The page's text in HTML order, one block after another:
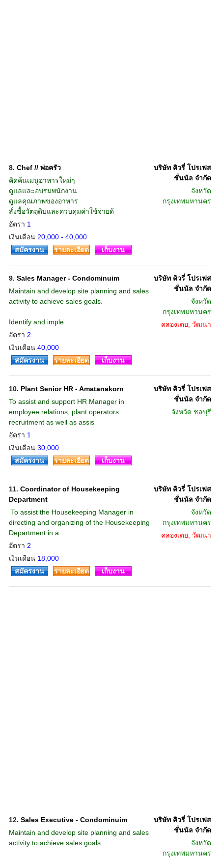
8. Chef // พ่อครัว
คิดค้นเมนูอาหารใหม่ๆ
ดูแลและอบรมพนักงาน
ดูแลคุณภาพของอาหาร
สั่งซื้อวัตถุดิบและควบคุมค่าใช้จ่ายด้
อัตรา 1
เงินเดือน 20,000 - 40,000
บริษัท คิวรี่ โปรเฟส
ชั่นนัล จำกัด
จังหวัด
กรุงเทพมหานคร
สมัครงาน รายละเอียด เก็บงาน
9. Sales Manager - Condominuim
Maintain and develop site planning and sales
activity to achieve sales goals.
Identify and imple
อัตรา 2
เงินเดือน 40,000
บริษัท คิวรี่ โปรเฟส
ชั่นนัล จำกัด
จังหวัด
กรุงเทพมหานคร
คลองเตย, วัฒนา
สมัครงาน รายละเอียด เก็บงาน
10. Plant Senior HR - Amatanakorn
To assist and support HR Manager in
employee relations, plant operators
recruitment as well as assis
อัตรา 1
เงินเดือน 30,000
บริษัท คิวรี่ โปรเฟส
ชั่นนัล จำกัด
จังหวัด ชลบุรี
สมัครงาน รายละเอียด เก็บงาน
11. Coordinator of Housekeeping
Department
 To assist the Housekeeping Manager in
directing and organizing of the Housekeeping
Department in a
อัตรา 2
เงินเดือน 18,000
บริษัท คิวรี่ โปรเฟส
ชั่นนัล จำกัด
จังหวัด
กรุงเทพมหานคร
คลองเตย, วัฒนา
สมัครงาน รายละเอียด เก็บงาน
12. Sales Executive - Condominuim
Maintain and develop site planning and sales
activity to achieve sales goals.
บริษัท คิวรี่ โปรเฟส
ชั่นนัล จำกัด
จังหวัด
กรุงเทพมหานคร